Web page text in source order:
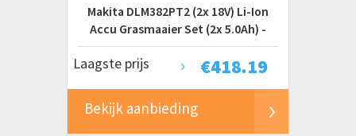
Makita DLM382PT2 (2x 18V) Li-Ion
Accu Grasmaaier Set (2x 5.0Ah) -
38cm
€418.19
Laagste prijs
Bekijk aanbieding